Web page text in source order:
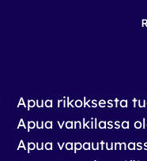
Apua rikoksesta
Apua vankilassa
Apua